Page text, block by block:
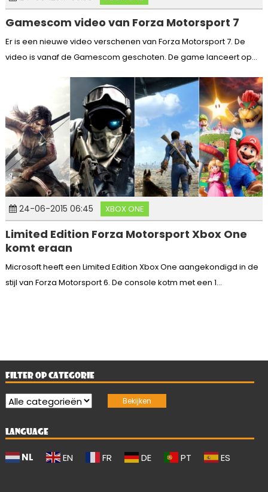
Gamescom video van Forza Motorsport 7
Er is een nieuwe video verschenen van Forza Motorsport 7. De
video is vanaf de Gamescom geschoten. De game lanceert op...
24-06-2015 06:45 XBOX ONE
Limited Edition Forza Motorsport Xbox One
komt eraan
Microsoft heeft een Limited Edition Xbox One aangekondigd in de
stijl van Forza Motorsport 6. De console kotm met een 1...
FILTER OP CATEGORIE
LANGUAGE
NL EN FR DE PT ES